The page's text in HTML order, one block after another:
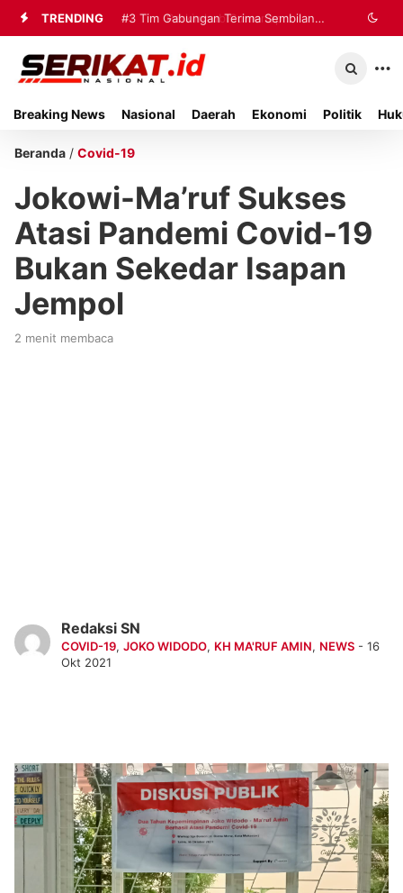
TRENDING #2 Perkimhub Sumenep
Matangkan Pelaksanaan RTLH 2026,
#3 Tim Gabungan Terima Sembilan
Korban Evakuasi KM Mutiara Sentosa
Breaking News Nasional Daerah Ekonomi Politik
Beranda / Covid-19
Jokowi-Ma’ruf Sukses
Atasi Pandemi Covid-19
Bukan Sekedar Isapan
Jempol
2 menit membaca
Redaksi SN
COVID-19, JOKO WIDODO, KH MA'RUF AMIN, NEWS- 16
Okt 2021